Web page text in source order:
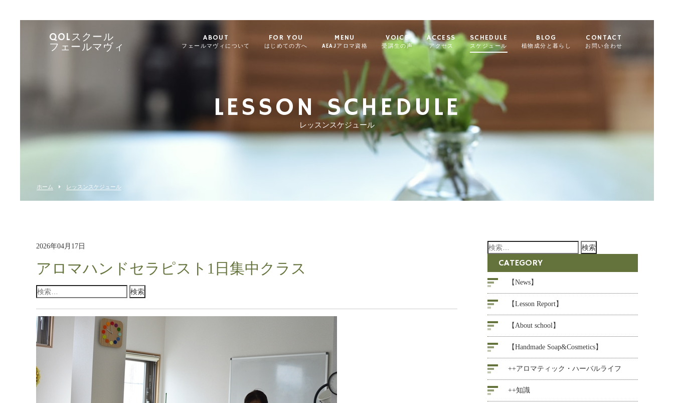
QOLスクール
フェールマヴィ
ABOUT
フェールマヴィについて
FOR YOU
はじめての方へ
MENU
AEAJアロマ資格
VOICE
受講生の声
ACCESS
アクセス
SCHEDULE
スケジュール
BLOG
植物成分と暮らし
CONTACT
お問い合わせ
LESSON SCHEDULE
レッスンスケジュール
ホーム レッスンスケジュール
2026年04月17日
アロマハンドセラピスト1日集中クラス
検
検
CATEGORY
【News】
【Lesson Report】
【About school】
【Handmade Soap&Cosmetics】
++アロマティック・ハーバルライフ
++知識